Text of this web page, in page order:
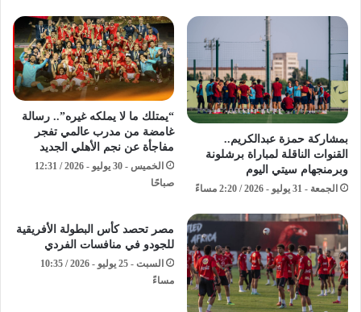
بمشاركة حمزة عبدالكريم..
القنوات الناقلة لمباراة برشلونة
وبرمنجهام سيتي اليوم
الجمعة - 31 يوليو - 2026 / 2:20 مساءً
“يمتلك ما لا يملكه غيره”.. رسالة
غامضة من مدرب عالمي تفجر
مفاجأة عن نجم الأهلي الجديد
الخميس - 30 يوليو - 2026 / 12:31
صباحًا
مصر تحصد كأس البطولة الأفريقية
للجودو في منافسات الفردي
السبت - 25 يوليو - 2026 / 10:35
مساءً